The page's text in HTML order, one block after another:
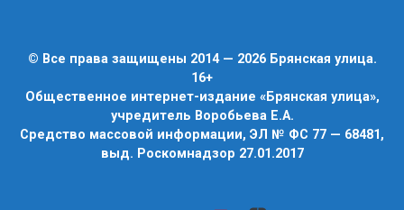
© Все права защищены 2014 — 2026 Брянская улица.
16+
Общественное интернет-издание «Брянская улица»,
учредитель Воробьева Е.А.
Средство массовой информации, ЭЛ № ФС 77 — 68481,
выд. Роскомнадзор 27.01.2017